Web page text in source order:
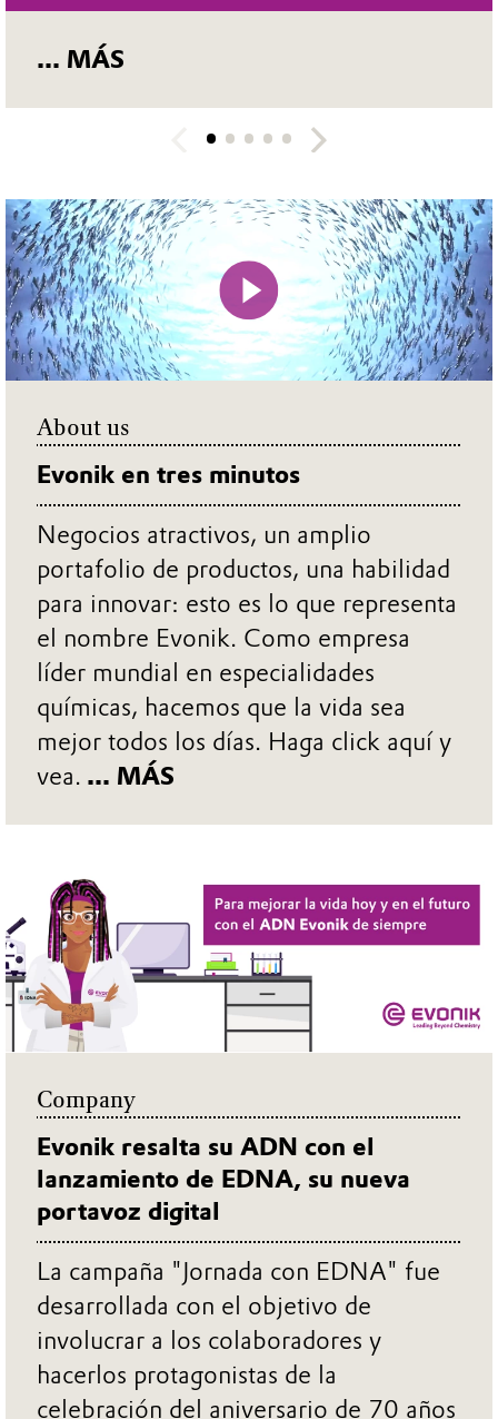
Evonik y sus socios
Lülsdorf y Wesseling
Sinergias y mejora de la
... MÁS
About us
Evonik en tres minutos
Negocios atractivos, un amplio
portafolio de productos, una habilidad
para innovar: esto es lo que representa
el nombre Evonik. Como empresa
mejor todos los días. Haga click aquí y
vea.... MÁS
Company
Evonik resalta su ADN con el
lanzamiento de EDNA, su nueva
portavoz digital
La campaña "Jornada con EDNA" fue